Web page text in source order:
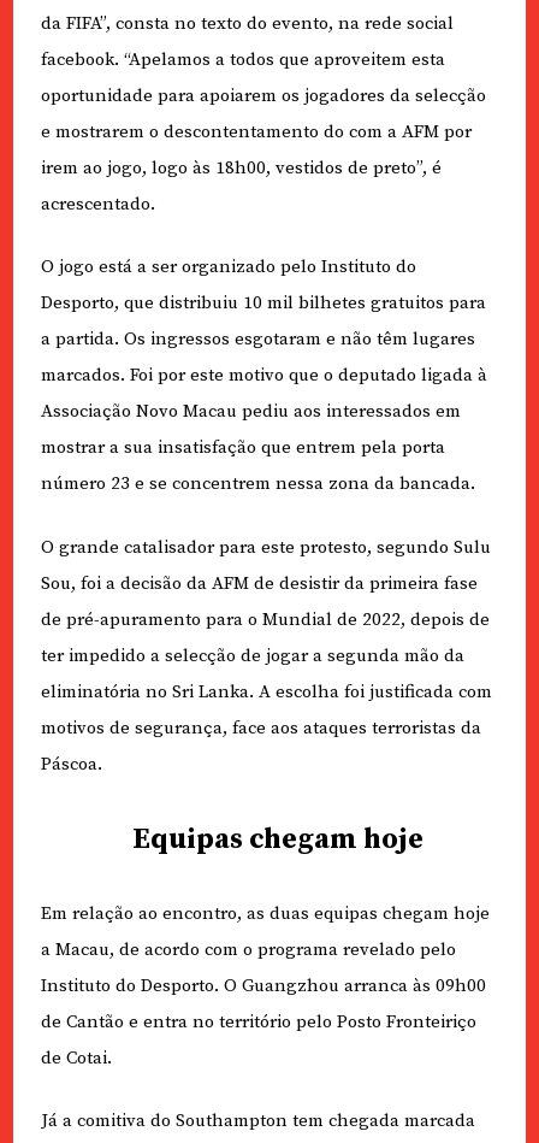
da FIFA”, consta no texto do evento, na rede social
facebook. “Apelamos a todos que aproveitem esta
oportunidade para apoiarem os jogadores da selecção
e mostrarem o descontentamento do com a AFM por
irem ao jogo, logo às 18h00, vestidos de preto”, é
acrescentado.
O jogo está a ser organizado pelo Instituto do
Desporto, que distribuiu 10 mil bilhetes gratuitos para
a partida. Os ingressos esgotaram e não têm lugares
marcados. Foi por este motivo que o deputado ligada à
Associação Novo Macau pediu aos interessados em
mostrar a sua insatisfação que entrem pela porta
número 23 e se concentrem nessa zona da bancada.
O grande catalisador para este protesto, segundo Sulu
Sou, foi a decisão da AFM de desistir da primeira fase
de pré-apuramento para o Mundial de 2022, depois de
ter impedido a selecção de jogar a segunda mão da
eliminatória no Sri Lanka. A escolha foi justificada com
motivos de segurança, face aos ataques terroristas da
Páscoa.
Equipas chegam hoje
Em relação ao encontro, as duas equipas chegam hoje
a Macau, de acordo com o programa revelado pelo
Instituto do Desporto. O Guangzhou arranca às 09h00
de Cantão e entra no território pelo Posto Fronteiriço
de Cotai.
Já a comitiva do Southampton tem chegada marcada